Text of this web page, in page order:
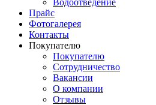
Водоотведение
Прайс
Фотогалерея
Контакты
Покупателю
Покупателю
Сотрудничество
Вакансии
О компании
Отзывы